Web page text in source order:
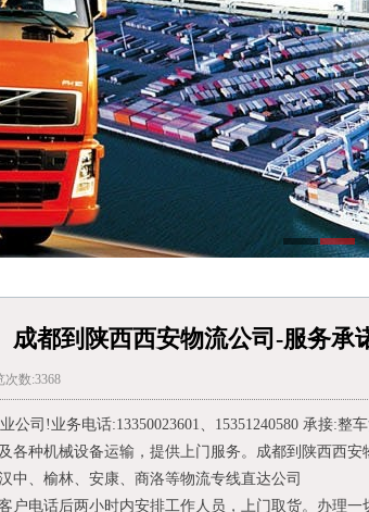
成都到陕西西安物流公司-服务承
次数:3368
公司!业务电话:13350023601、15351240580 承接:整
各种机械设备运输，提供上门服务。成都到陕西西安
中、榆林、安康、商洛等物流专线直达公司
户电话后两小时内安排工作人员，上门取货。办理